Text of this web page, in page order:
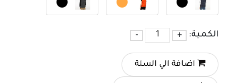
الكمية: +
-
اضافة الي السلة